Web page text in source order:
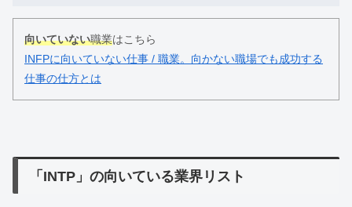
向いていない職業はこちら
INFPに向いていない仕事 / 職業。向かない職場でも成功する
仕事の仕方とは
「INTP」の向いている業界リスト